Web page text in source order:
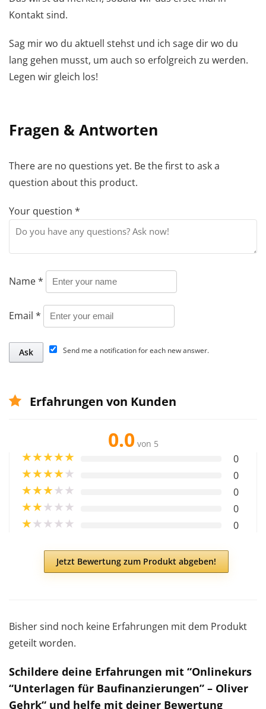
Kontakt sind.
Sag mir wo du aktuell stehst und ich sage dir wo du
lang gehen musst, um auch so erfolgreich zu werden.
Legen wir gleich los!
Fragen & Antworten
There are no questions yet. Be the first to ask a
question about this product.
Your question *
Name*
Email *
Send me a notification for each new answer.
Erfahrungen von Kunden
0.0 von 5
★★★★★ 0
★★★★★ 0
★★★★★ 0
★★★★★ 0
★★★★★ 0
Jetzt Bewertung zum Produkt abgeben!
Bisher sind noch keine Erfahrungen mit dem Produkt
geteilt worden.
Schildere deine Erfahrungen mit “Onlinekurs
“Unterlagen für Baufinanzierungen” – Oliver
Gehrk“ und helfe mit deiner Bewertung